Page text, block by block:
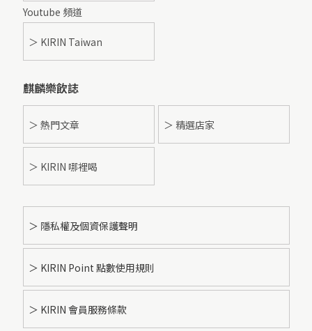
Youtube 頻道
＞ KIRIN Taiwan
麒麟樂飲誌
＞ 熱門文章 ＞ 精選店家
＞ KIRIN 哪裡喝
＞ 隱私權及個資保護聲明
＞ KIRIN Point 點數使用規則
＞ KIRIN 會員服務條款